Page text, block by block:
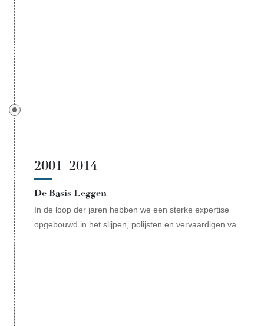
2001–2014
De Basis Leggen
In de loop der jaren hebben we een sterke expertise
opgebouwd in het slijpen, polijsten en vervaardigen van